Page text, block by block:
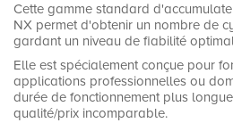
Cette gamme standard
NX permet d'obtenir un nombre de
gardant un niveau de fiabilité
Elle est spécialement conçue pour
applications professionnelles ou
durée de fonctionnement plus
qualité/prix incomparable.